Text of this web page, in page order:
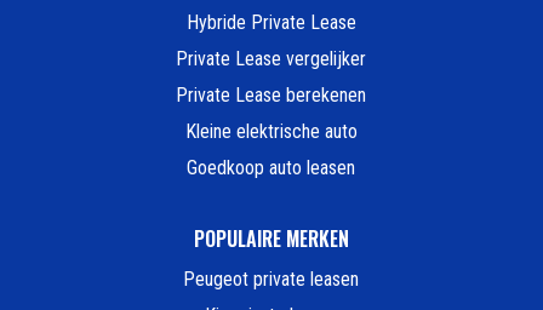
Hybride Private Lease
Private Lease vergelijker
Private Lease berekenen
Kleine elektrische auto
Goedkoop auto leasen
POPULAIRE MERKEN
Peugeot private leasen